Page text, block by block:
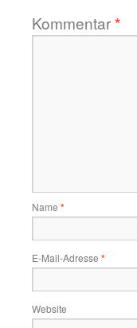
Kommentar*
Name *
E-Mail-Adresse *
Website